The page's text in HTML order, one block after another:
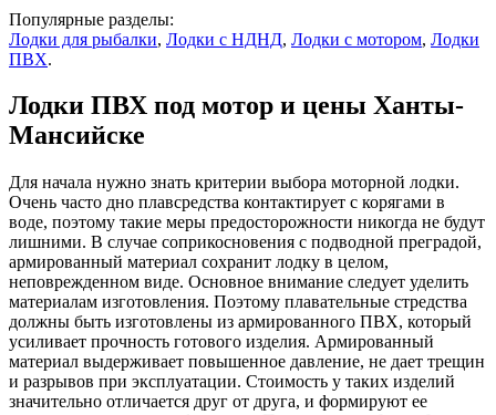
Популярные разделы:
Лодки для рыбалки, Лодки с НДНД, Лодки с мотором, Лодки
ПВХ.
Лодки ПВХ под мотор и цены Ханты-
Мансийске
Для начала нужно знать критерии выбора моторной лодки.
Очень часто дно плавсредства контактирует с корягами в
воде, поэтому такие меры предосторожности никогда не будут
лишними. В случае соприкосновения с подводной преградой,
армированный материал сохранит лодку в целом,
неповрежденном виде. Основное внимание следует уделить
материалам изготовления. Поэтому плавательные стредства
должны быть изготовлены из армированного ПВХ, который
усиливает прочность готового изделия. Армированный
материал выдерживает повышенное давление, не дает трещин
и разрывов при эксплуатации. Стоимость у таких изделий
значительно отличается друг от друга, и формируют ее